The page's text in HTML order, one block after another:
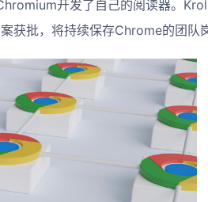
开发了自己的阅读器。
获批，将持续保存Chrome的团队